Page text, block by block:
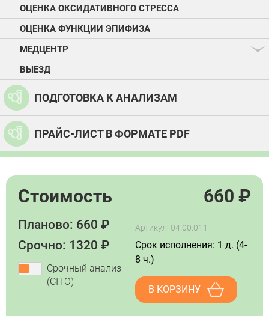
ОЦЕНКА ОКСИДАТИВНОГО СТРЕССА
ОЦЕНКА ФУНКЦИИ ЭПИФИЗА
МЕДЦЕНТР
ВЫЕЗД
ПОДГОТОВКА К АНАЛИЗАМ
ПРАЙС-ЛИСТ В ФОРМАТЕ PDF
Стоимость 660 ₽
Планово: 660 ₽
Срочно: 1320 ₽
Срочный анализ
(CITO)
Артикул: 04.00.011
Срок исполнения: 1 д. (4-
8 ч.)
В КОРЗИНУ